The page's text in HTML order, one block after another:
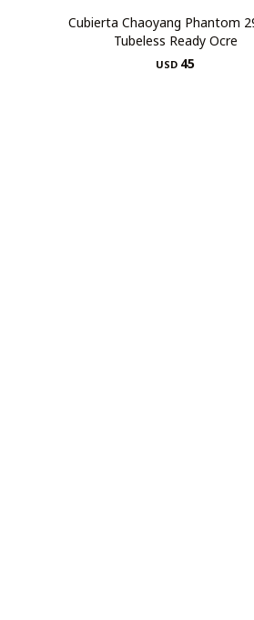
Cubierta Chaoyang Phantom
Tubeless Ready Ocre
USD 45